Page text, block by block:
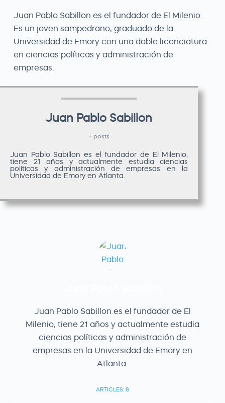
Juan Pablo Sabillon es el fundador de El Milenio.
Es un joven sampedrano, graduado de la
Universidad de Emory con una doble licenciatura
en ciencias políticas y administración de
empresas.
Juan Pablo Sabillon
+ posts
Juan Pablo Sabillon es el fundador de El Milenio,
tiene 21 años y actualmente estudia ciencias
políticas y administración de empresas en la
Universidad de Emory en Atlanta.
Juan Pablo Sabillon es el fundador de El
Milenio, tiene 21 años y actualmente estudia
ciencias políticas y administración de
empresas en la Universidad de Emory en
Atlanta.
ARTICLES: 8